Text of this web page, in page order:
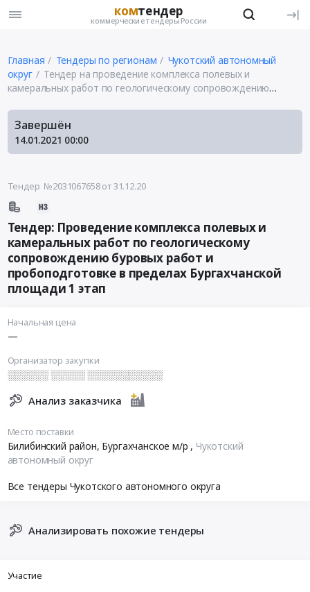
комтендер
коммерческие тендеры России
Главная Тендеры по регионам
Чукотский автономный
округ
Тендер на проведение комплекса полевых и
камеральных работ по геологическому сопровождению
площади 1 этап
Завершён
14.01.2021 00:00
Тендер №2031067658от 31.12.20
Тендер: Проведение комплекса полевых и
камеральных работ по геологическому
сопровождению буровых работ и
пробоподготовке в пределах Бургахчанской
площади 1 этап
Начальная цена
—
Организатор закупки
░░░░░░ ░░░░░ ░░░░░░░░░░░
Анализ заказчика
Место поставки
Билибинский район, Бургахчанское м/р , Чукотский
автономный округ
Все тендеры Чукотского автономного округа
Анализировать похожие тендеры
Участие